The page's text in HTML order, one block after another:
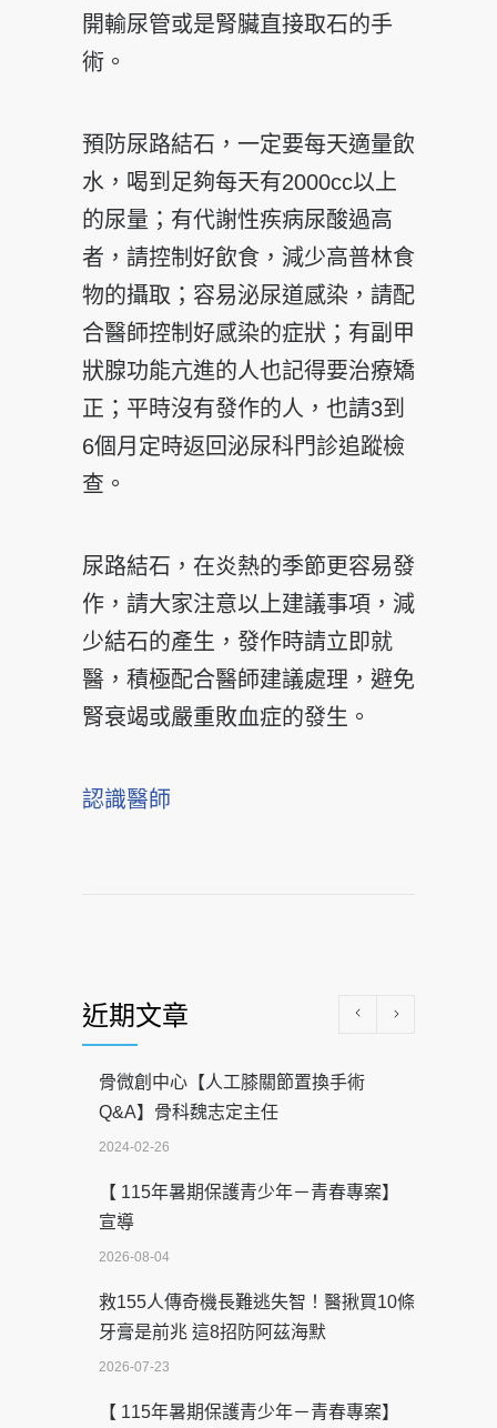
開輸尿管或是腎臟直接取石的手
術。
預防尿路結石，一定要每天適量飲
水，喝到足夠每天有2000cc以上
的尿量；有代謝性疾病尿酸過高
者，請控制好飲食，減少高普林食
物的攝取；容易泌尿道感染，請配
合醫師控制好感染的症狀；有副甲
狀腺功能亢進的人也記得要治療矯
正；平時沒有發作的人，也請3到
6個月定時返回泌尿科門診追蹤檢
查。
尿路結石，在炎熱的季節更容易發
作，請大家注意以上建議事項，減
少結石的產生，發作時請立即就
醫，積極配合醫師建議處理，避免
腎衰竭或嚴重敗血症的發生。
認識醫師
近期文章
骨微創中心【人工膝關節置換手術
Q&A】骨科魏志定主任
2024-02-26
【 115年暑期保護青少年－青春專案】
宣導
2026-08-04
救155人傳奇機長難逃失智！醫揪買10條
牙膏是前兆 這8招防阿茲海默
2026-07-23
【 115年暑期保護青少年－青春專案】